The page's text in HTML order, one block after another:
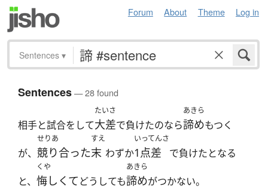
Forum About Theme Log in
Sentences ▾
Sentences— 28 found
相手と試合をして
たいさ
大差で負けたのなら
あきら
諦めもつく
が、
せりあ
競り合った
すえ
末 わずか
いってんさ
1点差 で負けたとなる
と、
くや
悔しくてどうしても
あきら
諦めがつかない。